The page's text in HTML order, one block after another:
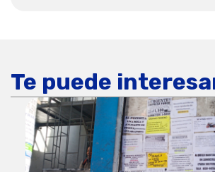
Te puede